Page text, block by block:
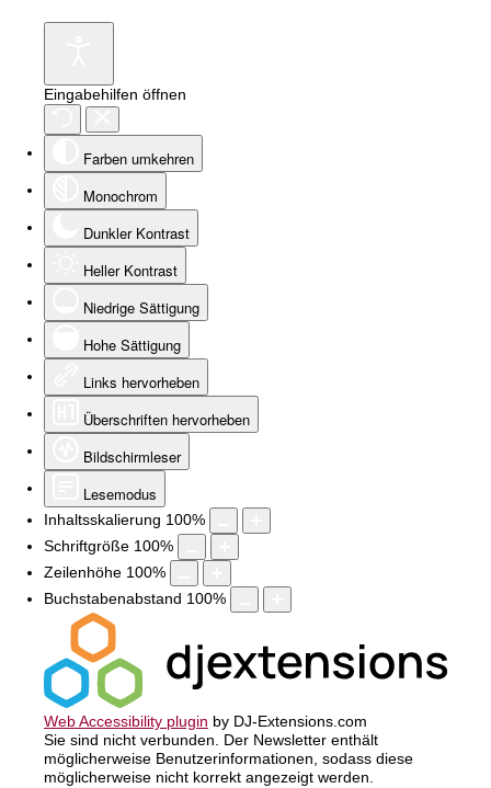
Eingabehilfen öffnen
Farben umkehren
Monochrom
Dunkler Kontrast
Heller Kontrast
Niedrige Sättigung
Hohe Sättigung
Links hervorheben
Überschriften hervorheben
Bildschirmleser
Lesemodus
Inhaltsskalierung 100%
Schriftgröße 100%
Zeilenhöhe 100%
Buchstabenabstand 100%
Web Accessibility plugin by DJ-Extensions.com
Sie sind nicht verbunden. Der Newsletter enthält
möglicherweise Benutzerinformationen, sodass diese
möglicherweise nicht korrekt angezeigt werden.